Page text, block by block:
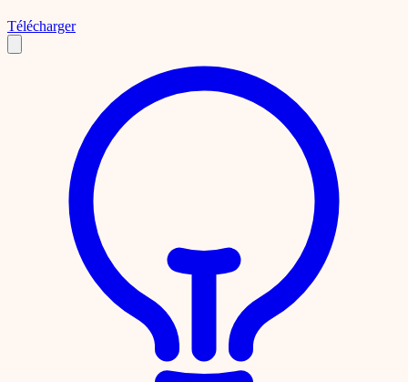
Télécharger